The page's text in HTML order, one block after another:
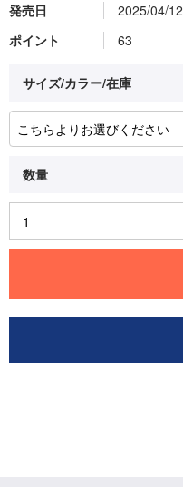
発売日
2025/04/12
ポイント
63
サイズ/カラー/在庫